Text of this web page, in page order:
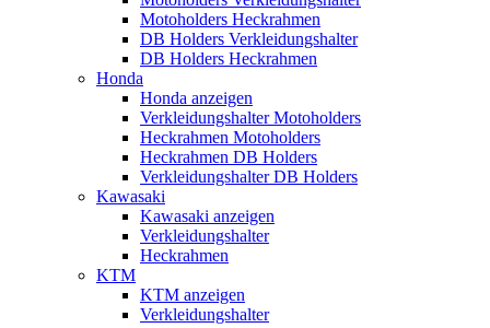
Motoholders Heckrahmen
DB Holders Verkleidungshalter
DB Holders Heckrahmen
Honda
Honda anzeigen
Verkleidungshalter Motoholders
Heckrahmen Motoholders
Heckrahmen DB Holders
Verkleidungshalter DB Holders
Kawasaki
Kawasaki anzeigen
Verkleidungshalter
Heckrahmen
KTM
KTM anzeigen
Verkleidungshalter